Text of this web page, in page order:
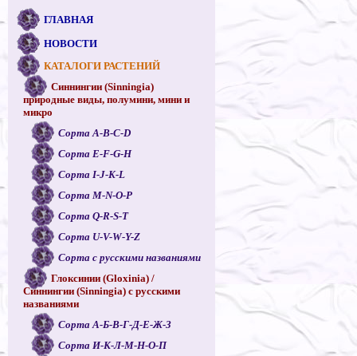
ГЛАВНАЯ
НОВОСТИ
КАТАЛОГИ РАСТЕНИЙ
Синнингии (Sinningia)
природные виды, полумини, мини и
микро
Сорта A-B-C-D
Сорта E-F-G-H
Сорта I-J-K-L
Сорта M-N-O-P
Сорта Q-R-S-T
Сорта U-V-W-Y-Z
Сорта с русскими названиями
Глоксинии (Gloxinia) /
Синнингии (Sinningia) с русскими
названиями
Сорта А-Б-В-Г-Д-Е-Ж-З
Сорта И-К-Л-М-Н-О-П